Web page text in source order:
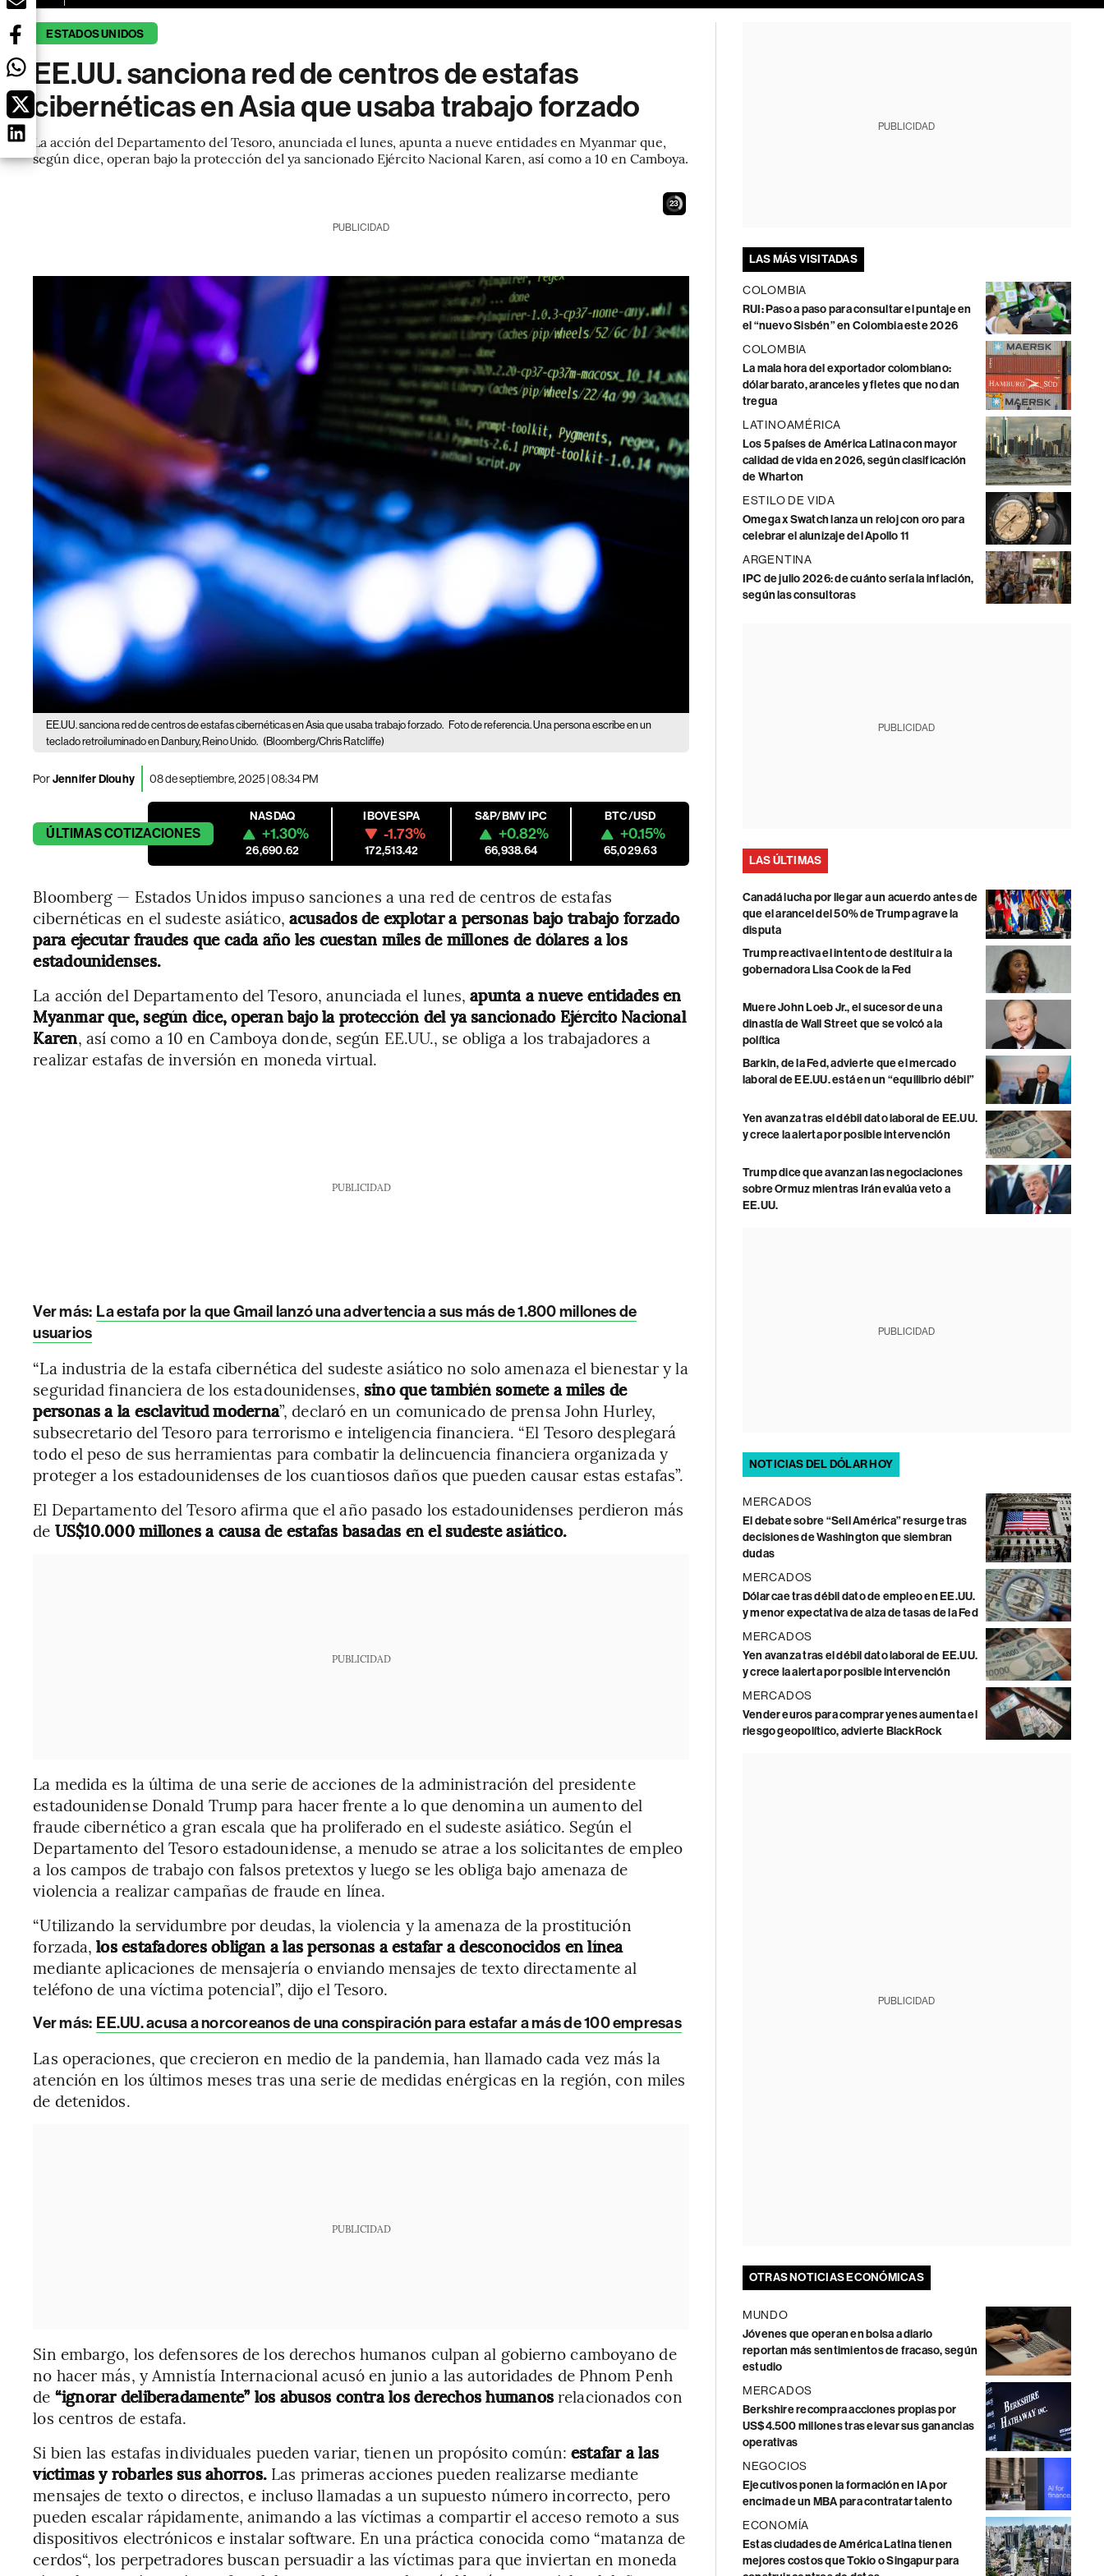
ESTADOS UNIDOS
EE.UU. sanciona red de centros de estafas
cibernéticas en Asia que usaba trabajo forzado
La acción del Departamento del Tesoro, anunciada el lunes, apunta a nueve entidades en Myanmar que,
según dice, operan bajo la protección del ya sancionado Ejército Nacional Karen, así como a 10 en Camboya.
22
PUBLICIDAD
EE.UU. sanciona red de centros de estafas cibernéticas en Asia que usaba trabajo forzado. Foto de referencia. Una persona escribe en un
teclado retroiluminado en Danbury, Reino Unido. (Bloomberg/Chris Ratcliffe)
PorJennifer Dlouhy 08 de septiembre, 2025 | 08:34 PM
ÚLTIMASCOTIZACIONES
NASDAQ
+1.30%
26,690.62
IBOVESPA
-1.73%
172,513.42
S&P/BMV IPC
+0.82%
66,938.64
BTC/USD
+0.15%
65,029.63
Bloomberg — Estados Unidos impuso sanciones a una red de centros de estafas
cibernéticas en el sudeste asiático,acusados de explotar a personas bajo trabajo forzado
para ejecutar fraudes que cada año les cuestan miles de millones de dólares a los
estadounidenses.
La acción del Departamento del Tesoro, anunciada el lunes,apunta a nueve entidades en
Myanmar que, según dice, operan bajo la protección del ya sancionado Ejército Nacional
Karen, así como a 10 en Camboya donde, según EE.UU., se obliga a los trabajadores a
realizar estafas de inversión en moneda virtual.
PUBLICIDAD
Ver más: La estafa por la que Gmail lanzó una advertencia a sus más de 1.800 millones de
usuarios
“La industria de la estafa cibernética del sudeste asiático no solo amenaza el bienestar y la
seguridad financiera de los estadounidenses, sino que también somete a miles de
personas a la esclavitud moderna”, declaró en un comunicado de prensa John Hurley,
subsecretario del Tesoro para terrorismo e inteligencia financiera. “El Tesoro desplegará
todo el peso de sus herramientas para combatir la delincuencia financiera organizada y
proteger a los estadounidenses de los cuantiosos daños que pueden causar estas estafas”.
El Departamento del Tesoro afirma que el año pasado los estadounidenses perdieron más
de US$10.000 millones a causa de estafas basadas en el sudeste asiático.
PUBLICIDAD
La medida es la última de una serie de acciones de la administración del presidente
estadounidense Donald Trump para hacer frente a lo que denomina un aumento del
fraude cibernético a gran escala que ha proliferado en el sudeste asiático. Según el
Departamento del Tesoro estadounidense, a menudo se atrae a los solicitantes de empleo
a los campos de trabajo con falsos pretextos y luego se les obliga bajo amenaza de
violencia a realizar campañas de fraude en línea.
“Utilizando la servidumbre por deudas, la violencia y la amenaza de la prostitución
forzada,los estafadores obligan a las personas a estafar a desconocidos en línea
mediante aplicaciones de mensajería o enviando mensajes de texto directamente al
teléfono de una víctima potencial”, dijo el Tesoro.
Ver más: EE.UU. acusa a norcoreanos de una conspiración para estafar a más de 100 empresas
Las operaciones, que crecieron en medio de la pandemia, han llamado cada vez más la
atención en los últimos meses tras una serie de medidas enérgicas en la región, con miles
de detenidos.
PUBLICIDAD
Sin embargo, los defensores de los derechos humanos culpan al gobierno camboyano de
no hacer más, y Amnistía Internacional acusó en junio a las autoridades de Phnom Penh
de “ignorar deliberadamente” los abusos contra los derechos humanosrelacionados con
los centros de estafa.
Si bien las estafas individuales pueden variar, tienen un propósito común: estafar a las
víctimas y robarles sus ahorros. Las primeras acciones pueden realizarse mediante
mensajes de texto o directos, e incluso llamadas a un supuesto número incorrecto, pero
pueden escalar rápidamente, animando a las víctimas a compartir el acceso remoto a sus
dispositivos electrónicos e instalar software. En una práctica conocida como “matanza de
cerdos“, los perpetradores buscan persuadir a las víctimas para que inviertan en moneda
PUBLICIDAD
LAS MÁS VISITADAS
COLOMBIA
RUI: Paso a paso para consultar el puntaje en
el “nuevo Sisbén” en Colombia este 2026
COLOMBIA
La mala hora del exportador colombiano:
dólar barato, aranceles y fletes que no dan
tregua
LATINOAMÉRICA
Los 5 países de América Latina con mayor
calidad de vida en 2026, según clasificación
de Wharton
ESTILO DE VIDA
Omega x Swatch lanza un reloj con oro para
celebrar el alunizaje del Apollo 11
ARGENTINA
IPC de julio 2026: de cuánto sería la inflación,
según las consultoras
PUBLICIDAD
LAS ÚLTIMAS
Canadá lucha por llegar a un acuerdo antes de
que el arancel del 50% de Trump agrave la
disputa
Trump reactiva el intento de destituir a la
gobernadora Lisa Cook de la Fed
Muere John Loeb Jr., el sucesor de una
dinastía de Wall Street que se volcó a la
política
Barkin, de la Fed, advierte que el mercado
laboral de EE.UU. está en un “equilibrio débil”
Yen avanza tras el débil dato laboral de EE.UU.
y crece la alerta por posible intervención
Trump dice que avanzan las negociaciones
sobre Ormuz mientras Irán evalúa veto a
EE.UU.
PUBLICIDAD
NOTICIAS DEL DÓLAR HOY
MERCADOS
El debate sobre “Sell América” resurge tras
decisiones de Washington que siembran
dudas
MERCADOS
Dólar cae tras débil dato de empleo en EE.UU.
y menor expectativa de alza de tasas de la Fed
MERCADOS
Yen avanza tras el débil dato laboral de EE.UU.
y crece la alerta por posible intervención
MERCADOS
Vender euros para comprar yenes aumenta el
riesgo geopolítico, advierte BlackRock
PUBLICIDAD
OTRAS NOTICIAS ECONÓMICAS
MUNDO
Jóvenes que operan en bolsa a diario
reportan más sentimientos de fracaso, según
estudio
MERCADOS
Berkshire recompra acciones propias por
US$4.500 millones tras elevar sus ganancias
operativas
NEGOCIOS
Ejecutivos ponen la formación en IA por
encima de un MBA para contratar talento
ECONOMÍA
Estas ciudades de América Latina tienen
mejores costos que Tokio o Singapur para